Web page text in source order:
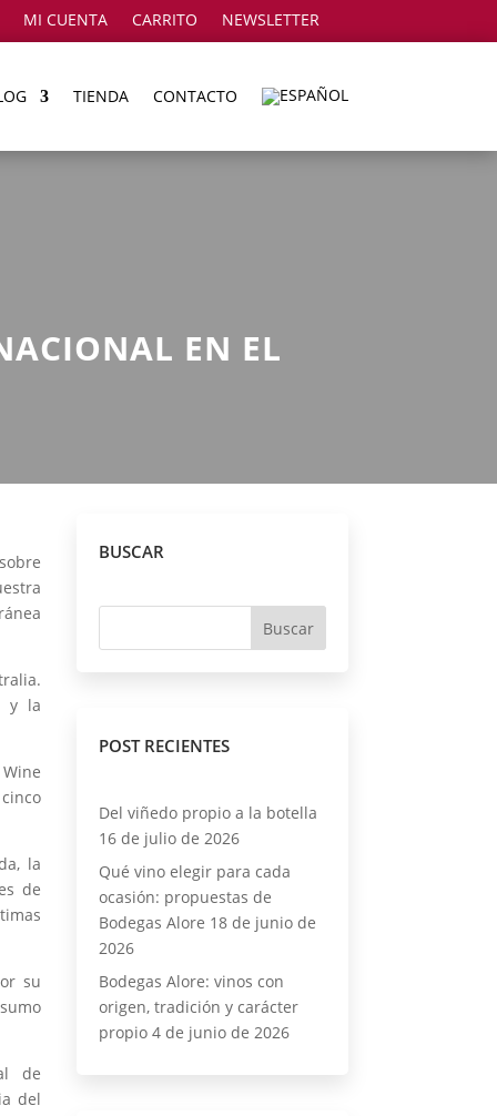
MI CUENTA CARRITO NEWSLETTER
TIENDA CONTACTO
EN EL
y la
la
de
su
de
del
BUSCAR
POST RECIENTES
Del viñedo propio a la botella
16 de julio de 2026
Qué vino elegir para cada
ocasión: propuestas de
Bodegas Alore 18 de junio de
2026
Bodegas Alore: vinos con
origen, tradición y carácter
propio 4 de junio de 2026